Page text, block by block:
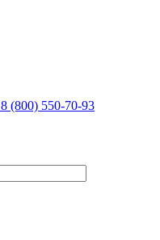
8 (800) 550-70-93